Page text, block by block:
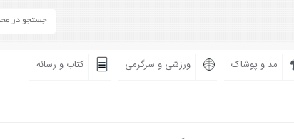
مد و پوشاک ورزشی و سرگرمی کتاب و رسانه